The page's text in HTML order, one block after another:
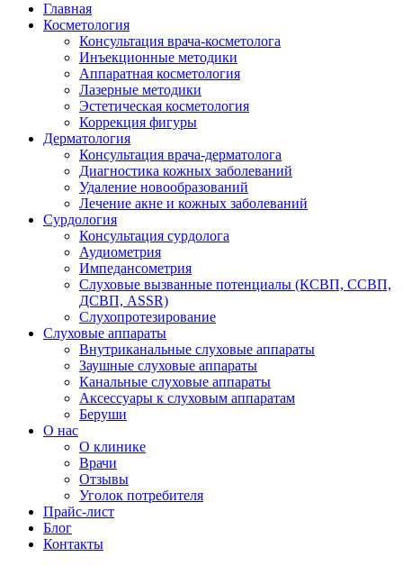
Главная
Косметология
Консультация врача-косметолога
Инъекционные методики
Аппаратная косметология
Лазерные методики
Эстетическая косметология
Коррекция фигуры
Дерматология
Консультация врача-дерматолога
Диагностика кожных заболеваний
Удаление новообразований
Лечение акне и кожных заболеваний
Сурдология
Консультация сурдолога
Аудиометрия
Импедансометрия
Слуховые вызванные потенциалы (КСВП, ССВП,
ДСВП, ASSR)
Слухопротезирование
Слуховые аппараты
Внутриканальные слуховые аппараты
Заушные слуховые аппараты
Канальные слуховые аппараты
Аксессуары к слуховым аппаратам
Беруши
О нас
О клинике
Врачи
Отзывы
Уголок потребителя
Прайс-лист
Блог
Контакты